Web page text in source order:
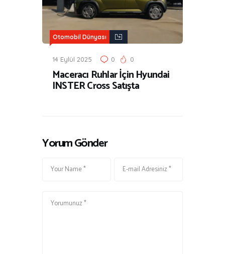
Otomobil Dünyası
14 Eylül 2025 0 0
Maceracı Ruhlar İçin Hyundai
INSTER Cross Satışta
Yorum Gönder